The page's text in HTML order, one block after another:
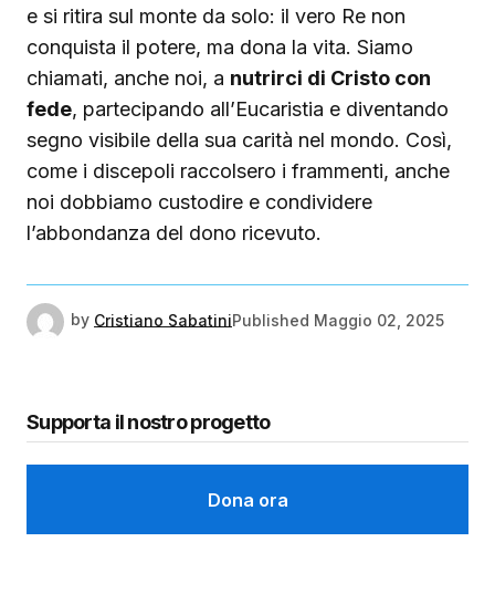
e si ritira sul monte da solo: il vero Re non
conquista il potere, ma dona la vita. Siamo
chiamati, anche noi, a nutrirci di Cristo con
fede, partecipando all’Eucaristia e diventando
segno visibile della sua carità nel mondo. Così,
come i discepoli raccolsero i frammenti, anche
noi dobbiamo custodire e condividere
l’abbondanza del dono ricevuto.
by Cristiano SabatiniPublished Maggio 02, 2025
Supporta il nostro progetto
Dona ora